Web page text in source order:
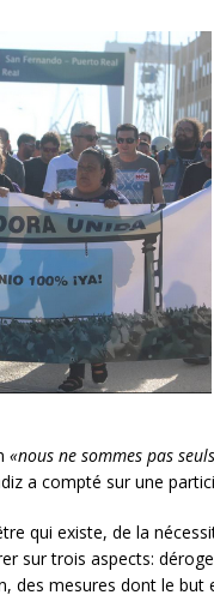
«nous ne sommes pas
a compté sur une
qui existe, de la
sur trois aspects:
des mesures dont le